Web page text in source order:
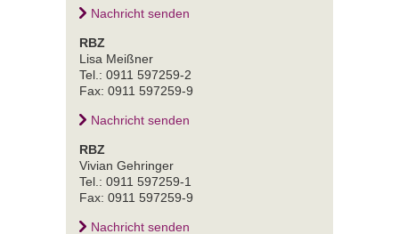
Nachricht senden
RBZ
Lisa Meißner
Tel.: 0911 597259-2
Fax: 0911 597259-9
Nachricht senden
RBZ
Vivian Gehringer
Tel.: 0911 597259-1
Fax: 0911 597259-9
Nachricht senden